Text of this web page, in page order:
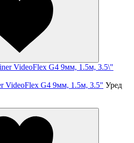
VideoFlex G4 9мм, 1.5м, 3.5" Уред